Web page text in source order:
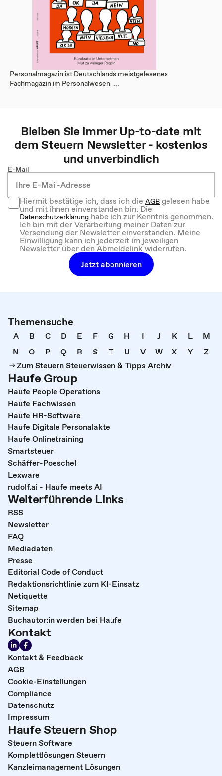
Personalmagazin ist Deutschlands meistgelesenes
Fachmagazin im Personalwesen. ...
Bleiben Sie immer Up-to-date mit
demSteuern Newsletter - kostenlos
und unverbindlich
E-Mail
Hiermit bestätige ich, dass ich dieAGBgelesen habe
und mit ihnen einverstanden bin. Die
Datenschutzerklärung habe ich zur Kenntnis genommen.
Ich bin mit der Verarbeitung meiner Daten zur
Versendung der Newsletter einverstanden. Meine
Einwilligung kann ich jederzeit im jeweiligen
Newsletter über den Abmeldelink widerrufen.
Jetzt abonnieren
Themensuche
A B C D E F G H I J K L
M
N
O P Q R S T U V W X Y
Z
Zum Steuern Steuerwissen & Tipps Archiv
Haufe Group
Haufe People Operations
Haufe Fachwissen
Haufe HR-Software
Haufe Digitale Personalakte
Haufe Onlinetraining
Smartsteuer
Schäffer-Poeschel
Lexware
rudolf.ai - Haufe meets AI
Weiterführende Links
RSS
Newsletter
FAQ
Mediadaten
Presse
Editorial Code of Conduct
Redaktionsrichtlinie zum KI-Einsatz
Netiquette
Sitemap
Buchautor:in werden bei Haufe
Kontakt
Kontakt & Feedback
AGB
Cookie-Einstellungen
Compliance
Datenschutz
Impressum
Haufe Steuern Shop
Steuern Software
Komplettlösungen Steuern
Kanzleimanagement Lösungen